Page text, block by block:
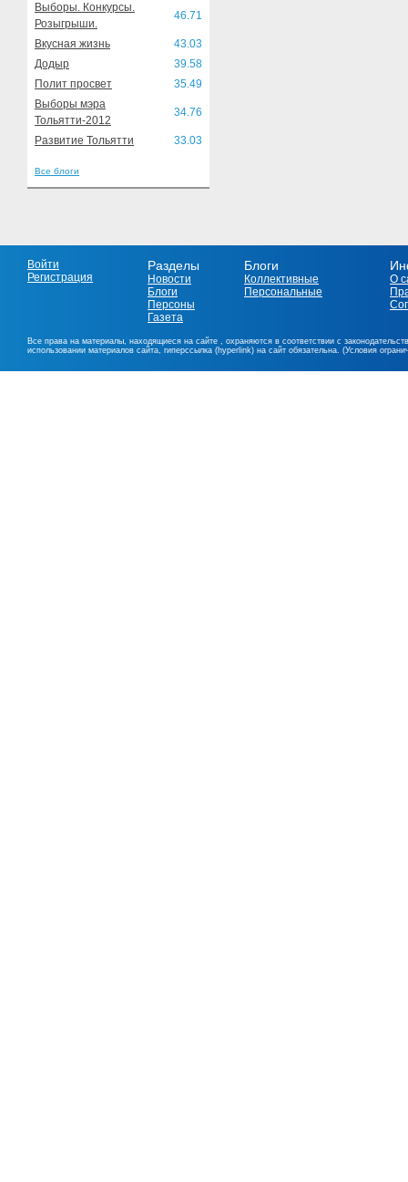
Выборы. Конкурсы.
Розыгрыши.
46.71
Вкусная жизнь
43.03
Додыр
39.58
Полит просвет
35.49
Выборы мэра
Тольятти-2012
34.76
Развитие Тольятти 33.03
Все блоги
Войти
Регистрация
Разделы
Новости
Блоги
Персоны
Газета
Блоги
Коллективные
Персональные
О
Все права на материалы, находящиеся на сайте , охраняются в соответствии с
использовании материалов сайта, гиперссылка (hyperlink) на сайт обязательна. (Условия